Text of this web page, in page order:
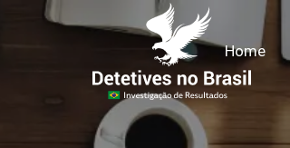
Home